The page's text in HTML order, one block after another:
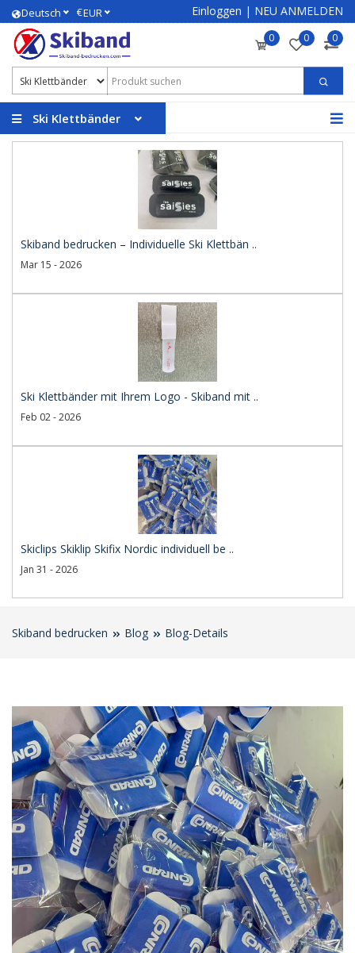
Deutsch €EUR Einloggen | NEU ANMELDEN
0 0 0
Ski Klettbänder
Skiband bedrucken – Individuelle Ski Klettbän ..
Mar 15 - 2026
Ski Klettbänder mit Ihrem Logo - Skiband mit ..
Feb 02 - 2026
Skiclips Skiklip Skifix Nordic individuell be ..
Jan 31 - 2026
Skiband bedrucken Blog Blog-Details